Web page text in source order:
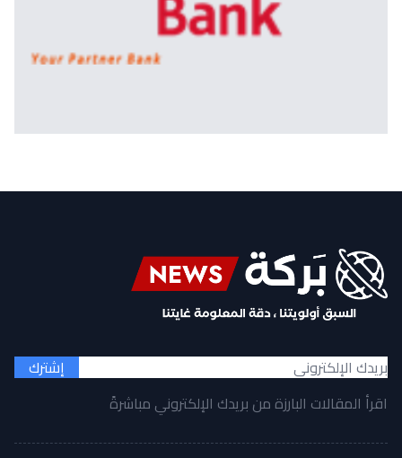
إشترك
اقرأ المقالات البارزة من بريدك الإلكتروني مباشرةً